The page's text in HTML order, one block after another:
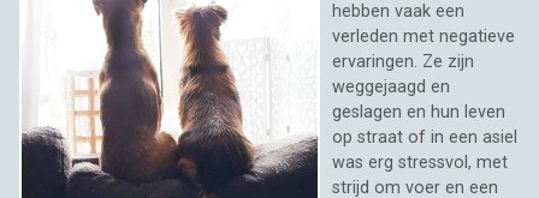
hebben vaak een
verleden met negatieve
ervaringen. Ze zijn
weggejaagd en
geslagen en hun leven
op straat of in een asiel
was erg stressvol, met
strijd om voer en een